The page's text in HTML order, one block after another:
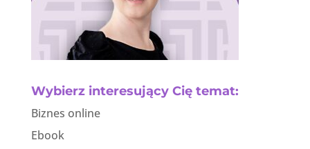
Wybierz interesujący Cię temat:
Biznes online
Ebook